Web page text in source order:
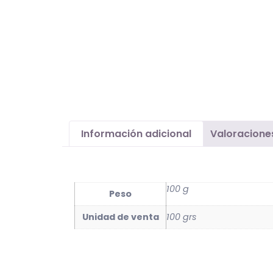
Información adicional
Peso 100 g
Unidad de venta 100 grs